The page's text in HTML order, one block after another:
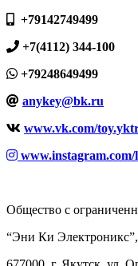
+79142749499
+7(4112) 344-100
+79248649499
anykey@bk.ru
www.vk.com/
www.instagram.com/
Общество с
“Эни Ки Электроникс”,